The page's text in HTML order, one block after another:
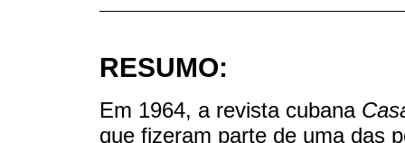
RESUMO:
Em 1964, a revista cubana
que fizeram parte de uma das